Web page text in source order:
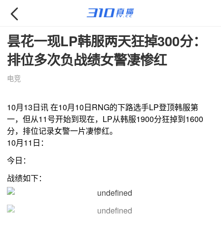

昙花一现LP韩服两天狂掉300分：
排位多次负战绩女警凄惨红
电竞
10月13日讯 在10月10日RNG的下路选手LP登顶韩服第
一，但从11号开始到现在，LP从韩服1900分狂掉到1600
分，排位记录女警一片凄惨红。
10月11日：
今日：
战绩如下：